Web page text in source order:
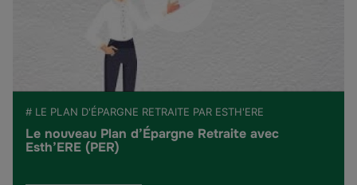
# LE PLAN D'ÉPARGNE RETRAITE PAR ESTH'ERE
Le nouveau Plan d’Épargne Retraite avec
Esth’ERE (PER)